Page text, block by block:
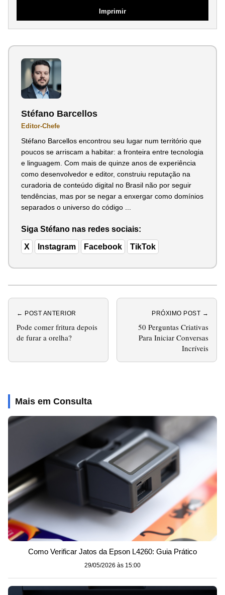
Imprimir
Stéfano Barcellos
Editor-Chefe
Stéfano Barcellos encontrou seu lugar num território que
poucos se arriscam a habitar: a fronteira entre tecnologia
e linguagem. Com mais de quinze anos de experiência
como desenvolvedor e editor, construiu reputação na
curadoria de conteúdo digital no Brasil não por seguir
tendências, mas por se negar a enxergar como domínios
separados o universo do código ...
Siga Stéfano nas redes sociais:
X Instagram Facebook TikTok
← POST ANTERIOR
Pode comer fritura depois
de furar a orelha?
PRÓXIMO POST →
50 Perguntas Criativas
Para Iniciar Conversas
Incríveis
Mais em Consulta
Como Verificar Jatos da Epson L4260: Guia Prático
29/05/2026 às 15:00